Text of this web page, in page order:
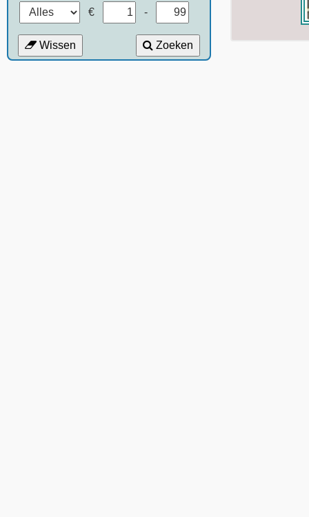
€ -
Wissen Zoeken